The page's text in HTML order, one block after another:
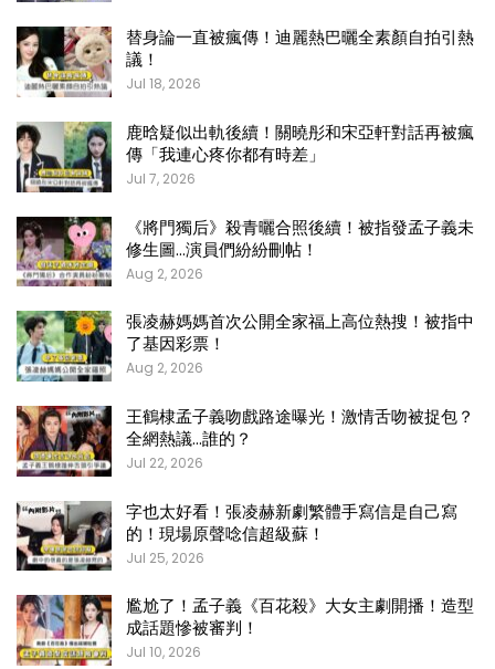
替身論一直被瘋傳！迪麗熱巴曬全素顏自拍引熱
議！
Jul 18, 2026
鹿晗疑似出軌後續！關曉彤和宋亞軒對話再被瘋
傳「我連心疼你都有時差」
Jul 7, 2026
《將門獨后》殺青曬合照後續！被指發孟子義未
修生圖…演員們紛紛刪帖！
Aug 2, 2026
張凌赫媽媽首次公開全家福上高位熱搜！被指中
了基因彩票！
Aug 2, 2026
王鶴棣孟子義吻戲路途曝光！激情舌吻被捉包？
全網熱議…誰的？
Jul 22, 2026
字也太好看！張凌赫新劇繁體手寫信是自己寫
的！現場原聲唸信超級蘇！
Jul 25, 2026
尷尬了！孟子義《百花殺》大女主劇開播！造型
成話題慘被審判！
Jul 10, 2026